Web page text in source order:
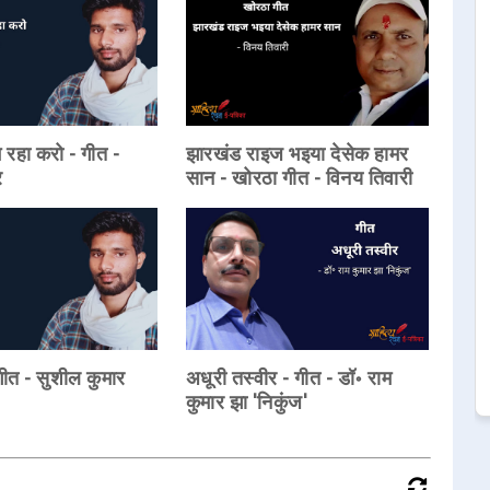
करो - गीत -
झारखंड राइज भइया देसेक हामर
सान - खोरठा गीत - विनय तिवारी
- सुशील कुमार
अधूरी तस्वीर - गीत - डॉ॰ राम
कुमार झा 'निकुंज'